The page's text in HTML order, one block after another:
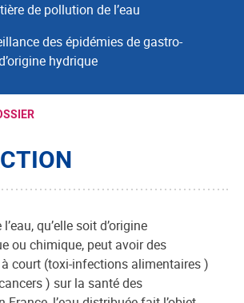
de pollution de l’eau
des épidémies de gastro-
hydrique
qu’elle soit d’origine
ou chimique, peut avoir des
court (toxi-infections alimentaires )
) sur la santé des